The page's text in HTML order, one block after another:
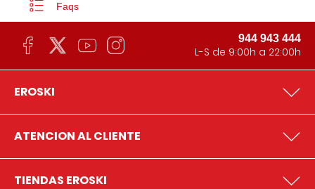
Faqs
944 943 444
L-S de 9:00h a 22:00h
EROSKI
ATENCION AL CLIENTE
TIENDAS EROSKI